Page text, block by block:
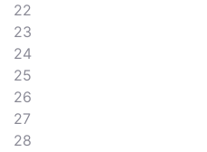
22
23
24
25
26
27
28